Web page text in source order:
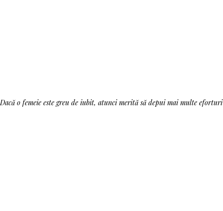
Dacă o femeie este greu de iubit, atunci merită să depui mai multe eforturi